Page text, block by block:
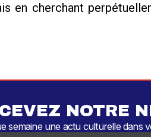
en cherchant
NOTRE
semaine une actu culturelle dans